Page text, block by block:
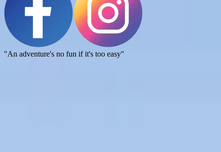
"An adventure's no fun if it's too easy"